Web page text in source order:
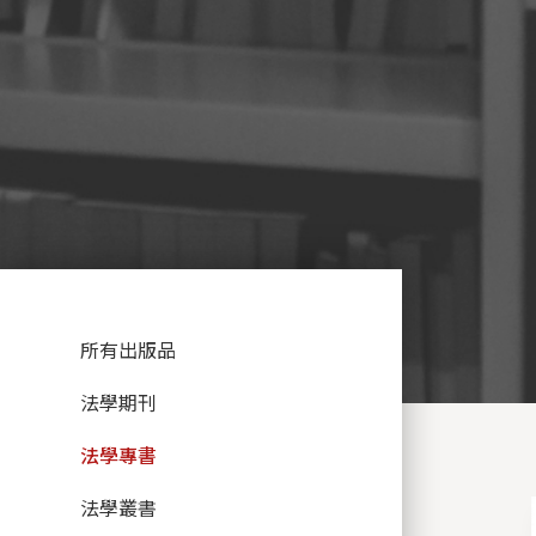
所有出版品
法學期刊
法學專書
法學叢書